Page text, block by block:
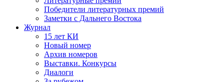
Победители литературных премий
Заметки с Дальнего Востока
Журнал
15 лет КИ
Новый номер
Архив номеров
Выставки. Конкурсы
Диалоги